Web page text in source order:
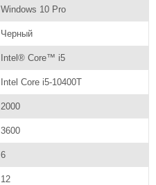
Windows 10 Pro
Черный
Intel® Core™ i5
Intel Core i5-10400T
2000
3600
6
12